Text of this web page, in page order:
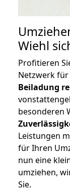
Wiehl
Profitieren
Netzwerk
Beiladung
besonderen
Leistungen
für Ihren
nun eine
umziehen,
Sie.